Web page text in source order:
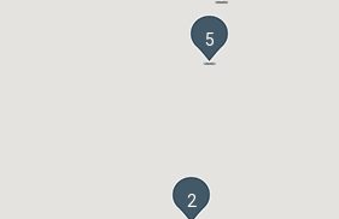
2
5